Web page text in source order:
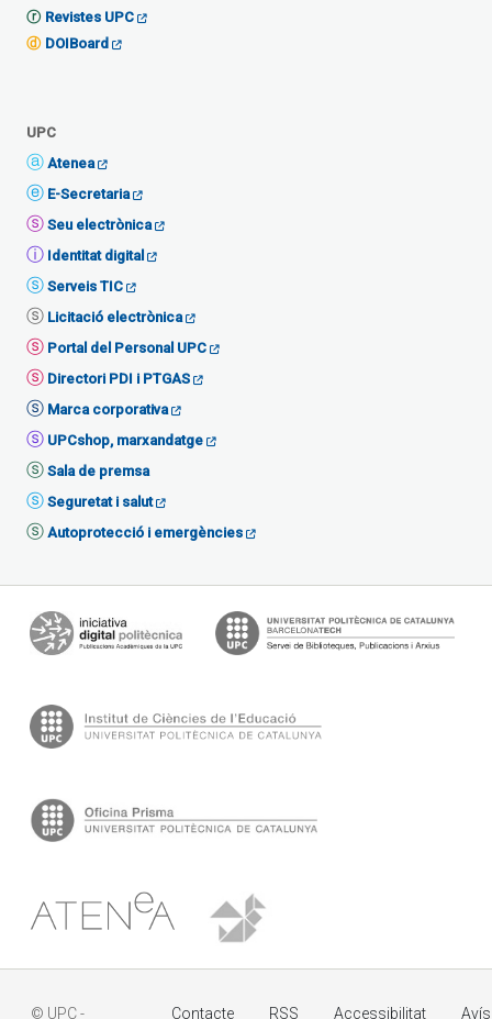
Revistes UPC
DOIBoard
UPC
Atenea
E-Secretaria
Seu electrònica
Identitat digital
Serveis TIC
Licitació electrònica
Portal del Personal UPC
Directori PDI i PTGAS
Marca corporativa
UPCshop, marxandatge
Sala de premsa
Seguretat i salut
Autoprotecció i emergències
© UPC - Contacte RSS Accessibilitat Avís